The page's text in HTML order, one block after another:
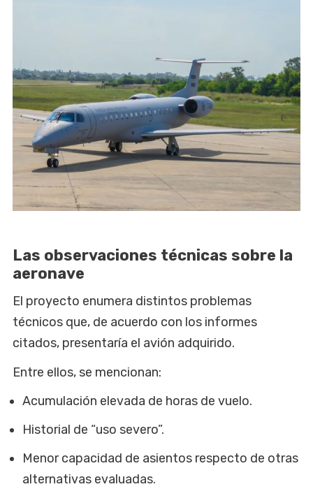
Las observaciones técnicas sobre la
aeronave
El proyecto enumera distintos problemas
técnicos que, de acuerdo con los informes
citados, presentaría el avión adquirido.
Entre ellos, se mencionan:
Acumulación elevada de horas de vuelo.
Historial de “uso severo”.
Menor capacidad de asientos respecto de otras
alternativas evaluadas.